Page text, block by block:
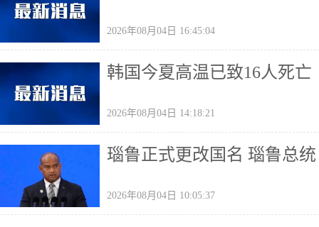
2026年08月04日 16:45:04
韩国今夏高温已致16人死亡
2026年08月04日 14:18:21
瑙鲁正式更改国名 瑙鲁总
2026年08月04日 10:05:37